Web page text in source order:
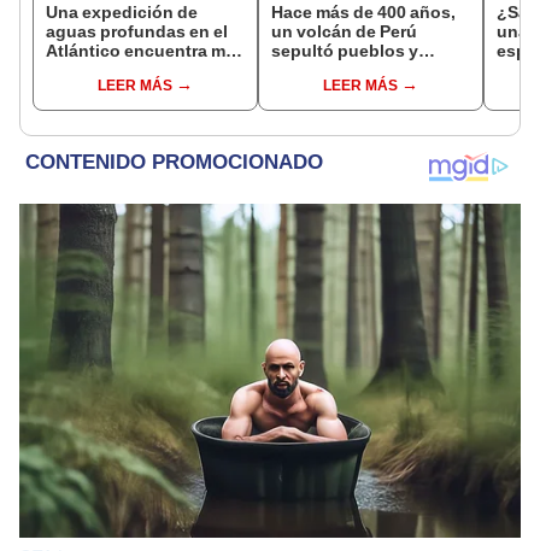
Una expedición de
aguas profundas en el
Atlántico encuentra más
residuos radiactivos
con fugas
LEER MÁS
Hace más de 400 años,
un volcán de Perú
sepultó pueblos y
veranos más fríos de la
historia: sigue bajo
LEER MÁS
una